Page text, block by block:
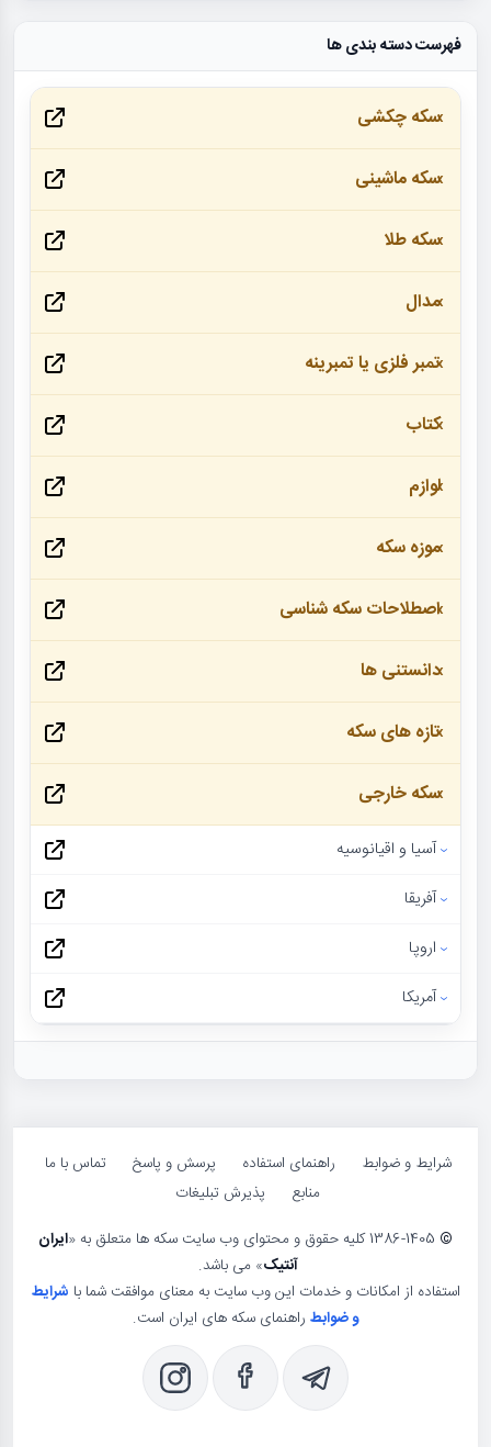
فهرست دسته بندی ها
سکه چکشی
سکه ماشینی
سکه طلا
مدال
تمبر فلزی یا تمبرینه
کتاب
لوازم
موزه سکه
اصطلاحات سکه شناسی
دانستنی ها
تازه های سکه
سکه خارجی
آسیا و اقیانوسیه
آفریقا
اروپا
آمریکا
شرایط و ضوابط راهنمای استفاده پرسش و پاسخ
تماس با ما
منابع
پذیرش تبلیغات
©
ایران
آنتیک» می باشد.
استفاده از امکانات و خدمات این وب سایت به معنای موافقت شما با شرایط
و ضوابط راهنمای سکه های ایران است.